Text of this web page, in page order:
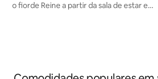
o fiorde Reine a partir da sala de estar e
que precisa. Você provavelmente verá